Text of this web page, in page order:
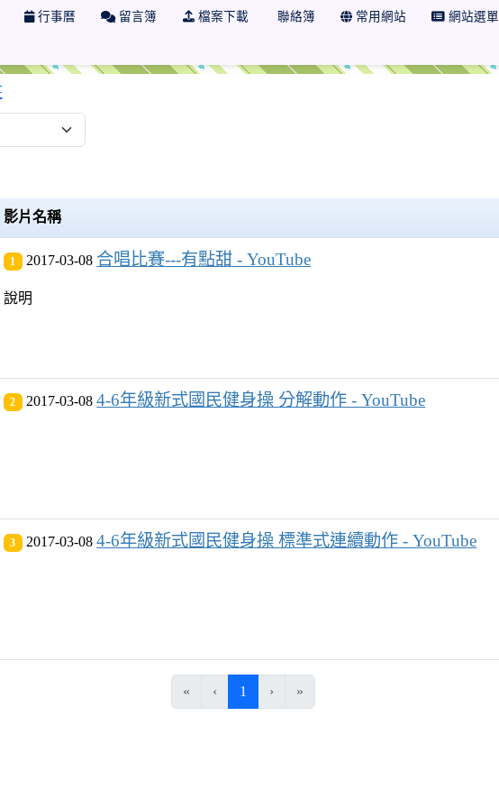
行事曆 留言簿 檔案下載 聯絡簿 常用網站 網站選單
大勇國小四年十班
影片名稱
1 2017-03-08 合唱比賽---有點甜 - YouTube
說明
2 2017-03-084-6年級新式國民健身操 分解動作 - YouTube
3 2017-03-084-6年級新式國民健身操 標準式連續動作 - YouTube
« ‹ 1 (目前頁次)
› »